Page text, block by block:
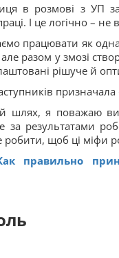
в розмові з УП
І це логічно –
працювати як
разом у змозі
рішуче й
шлях, я поважаю
за результатами
щоб ці міфи
правильно